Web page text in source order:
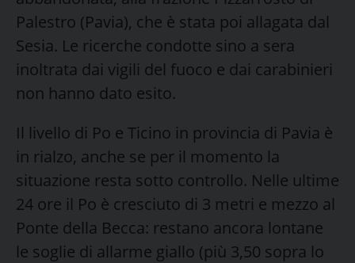
Palestro (Pavia), che è stata poi allagata dal
Sesia. Le ricerche condotte sino a sera
inoltrata dai vigili del fuoco e dai carabinieri
non hanno dato esito.
Il livello di Po e Ticino in provincia di Pavia è
in rialzo, anche se per il momento la
situazione resta sotto controllo. Nelle ultime
24 ore il Po è cresciuto di 3 metri e mezzo al
Ponte della Becca: restano ancora lontane
le soglie di allarme giallo (più 3,50 sopra lo